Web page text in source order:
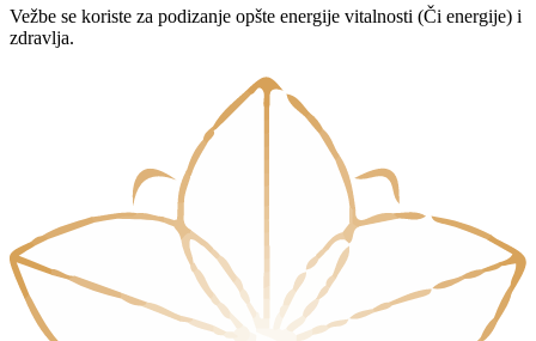
Vežbe se koriste za podizanje opšte energije vitalnosti (Či energije) i
zdravlja.